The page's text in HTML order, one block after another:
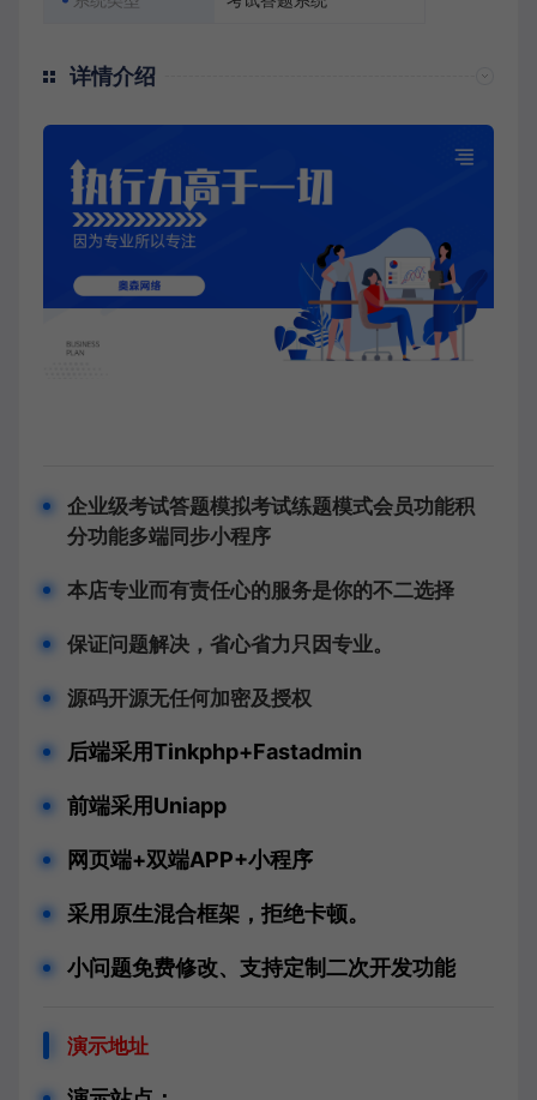
详情介绍
企业级考试答题模拟考试练题模式会员功能积
分功能多端同步小程序
本店专业而有责任心的服务是你的不二选择
保证问题解决，省心省力只因专业。
源码开源无任何加密及授权
后端采用Tinkphp+Fastadmin
前端采用Uniapp
网页端+双端APP+小程序
采用原生混合框架，拒绝卡顿。
小问题免费修改、支持定制二次开发功能
演示地址